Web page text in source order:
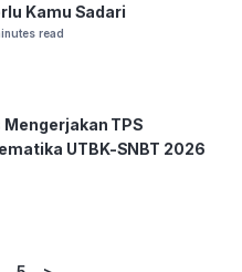
Kamu Sadari
read
TPS
UTBK-SNBT 2026